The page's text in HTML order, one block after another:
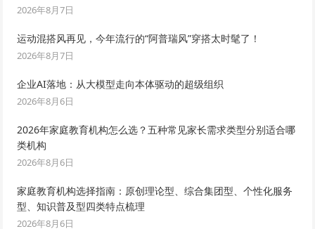
2026年8月7日
运动混搭风再见，今年流行的“阿普瑞风”穿搭太时髦了！
2026年8月7日
企业AI落地：从大模型走向本体驱动的超级组织
2026年8月6日
2026年家庭教育机构怎么选？五种常见家长需求类型分别适合哪
类机构
2026年8月6日
家庭教育机构选择指南：原创理论型、综合集团型、个性化服务
型、知识普及型四类特点梳理
2026年8月6日